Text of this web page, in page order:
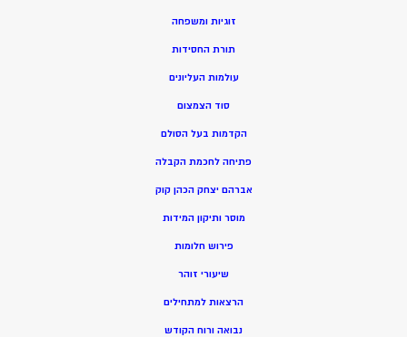
זוגיות ומשפחה
תורת החסידות
עולמות העליונים
סוד הצמצום
הקדמות בעל הסולם
פתיחה לחכמת הקבלה
אברהם יצחק הכהן קוק
מוסר ותיקון המידות
פירוש חלומות
שיעורי זוהר
הרצאות למתחילים
נבואה ורוח הקודש